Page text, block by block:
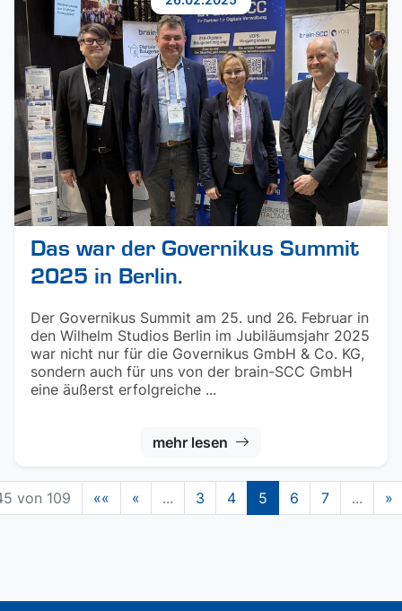
Das war der Governikus Summit
2025 in Berlin.
Der Governikus Summit am 25. und 26. Februar in
den Wilhelm Studios Berlin im Jubiläumsjahr 2025
war nicht nur für die Governikus GmbH & Co. KG,
sondern auch für uns von der brain-SCC GmbH
eine äußerst erfolgreiche ...
mehr lesen
von 109 «« « ... 3 4 5 6 7 ... »